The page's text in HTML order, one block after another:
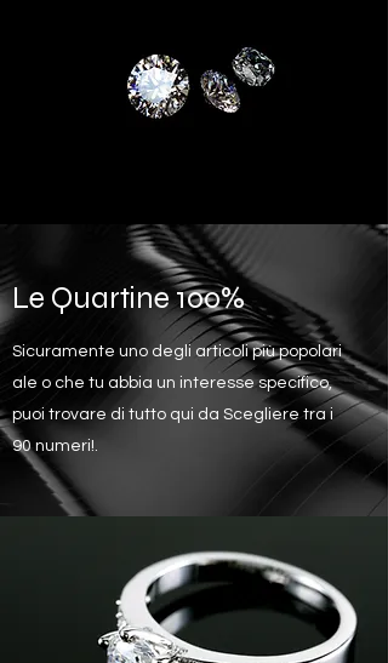
Le Quartine 100%
Sicuramente uno degli articoli più popolari
ale o che tu abbia un interesse specifico,
puoi trovare di tutto qui da Scegliere tra i
90 numeri!.